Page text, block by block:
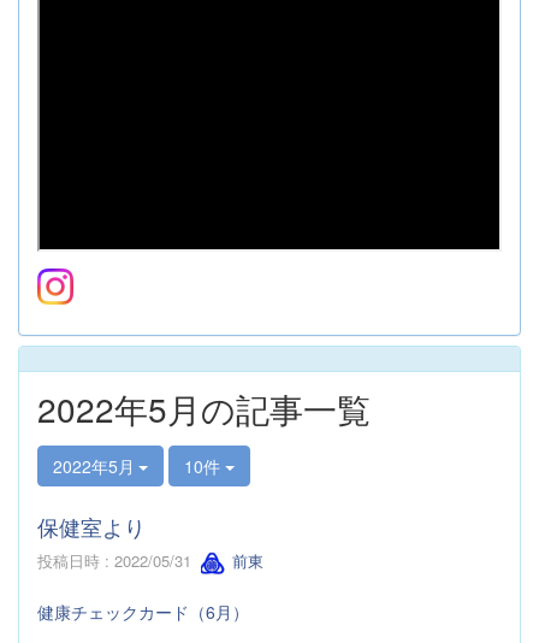
2022年5月の記事一覧
2022年5月 10件
保健室より
投稿日時 : 2022/05/31 前東
健康チェックカード（6月）